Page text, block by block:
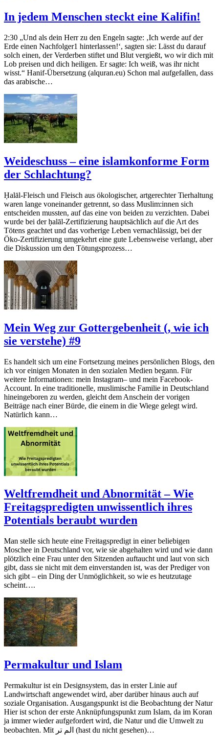
In jedem Menschen steckt eine Kalifin!
2:30 „Und als dein Herr zu den Engeln sagte: ‚Ich werde auf der
Erde einen Nachfolger1 hinterlassen!‘, sagten sie: Lässt du darauf
solch einen, der Verderben stiftet und Blut vergießt, wo wir dich mit
Lob preisen und dich heiligen. Er sagte: Ich weiß, was ihr nicht
wisst.“ Hanif-Übersetzung (alquran.eu) Schon mal aufgefallen, dass
das arabische…
Weideschuss – eine islamkonforme Form
der Schlachtung?
Ḥalāl-Fleisch und Fleisch aus ökologischer, artgerechter Tierhaltung
waren lange voneinander getrennt, so dass Muslim:innen sich
entscheiden mussten, auf das eine von beiden zu verzichten. Dabei
wurde bei der ḥalāl-Zertifizierung hauptsächlich auf die Art des
Tötens geachtet und das vorherige Leben vernachlässigt, bei der
Öko-Zertifizierung umgekehrt eine gute Lebensweise verlangt, aber
die Diskussion um den Tötungsprozess…
Mein Weg zur Gottergebenheit (, wie ich
sie verstehe) #9
Es handelt sich um eine Fortsetzung meines persönlichen Blogs, den
ich vor einigen Monaten in den sozialen Medien begann. Für
weitere Informationen: mein Instagram– und mein Facebook-
Account. In eine traditionelle, muslimische Familie in Deutschland
hineingeboren zu werden, gleicht dem Anschein der vorigen
Beiträge nach einer Bürde, die einem in die Wiege gelegt wird.
Natürlich kann…
Weltfremdheit und Abnormität – Wie
Freitagspredigten unwissentlich ihres
Potentials beraubt wurden
Man stelle sich heute eine Freitagspredigt in einer beliebigen
Moschee in Deutschland vor, wie sie abgehalten wird und wie dann
plötzlich eine Frau unter den Sitzenden auftaucht und laut von sich
gibt, dass sie nicht mit dem einverstanden ist, was der Prediger von
sich gibt – ein Ding der Unmöglichkeit, so wie es heutzutage
scheint….
Permakultur und Islam
Permakultur ist ein Designsystem, das in erster Linie auf
Landwirtschaft angewendet wird, aber darüber hinaus auch auf
soziale Organisation. Ausgangspunkt ist die Beobachtung der Natur
Hier ist schon der erste Anknüpfungspunkt zum Islam, da im Koran
ja immer wieder aufgefordert wird, die Natur und die Umwelt zu
beobachten. Mit الم تر (hast du nicht gesehen)…